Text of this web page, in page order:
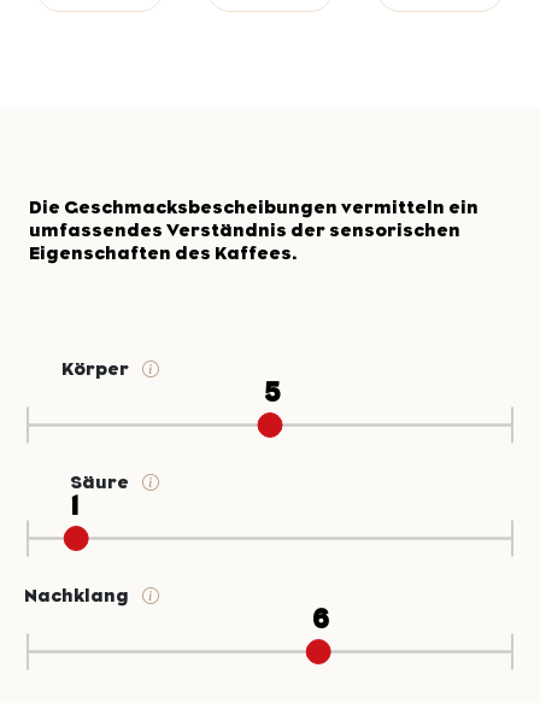
Die Geschmacksbescheibungen vermitteln ein
umfassendes Verständnis der sensorischen
Eigenschaften des Kaffees.
Körper
Säure
Nachklang